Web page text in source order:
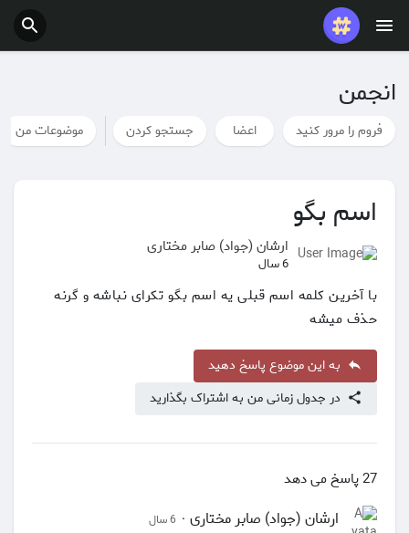
انجمن
فروم را مرور کنید اعضا جستجو کردن موضوعات من
اسم بگو
ارشان (جواد) صابر مختاری
6 سال
با آخرین کلمه اسم قبلی یه اسم بگو تکرای نباشه و گرنه
حذف میشه
به این موضوع پاسخ دهید
در جدول زمانی من به اشتراک بگذارید
27 پاسخ می دهد
ارشان (جواد) صابر مختاری · 6 سال